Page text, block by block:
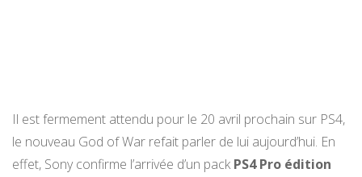
Il est fermement attendu pour le 20 avril prochain sur PS4,
le nouveau God of War refait parler de lui aujourd’hui. En
effet, Sony confirme l’arrivée d’un packPS4 Pro édition